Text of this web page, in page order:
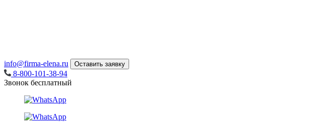
info@firma-elena.ru Оставить заявку
8-800-101-38-94
Звонок бесплатный